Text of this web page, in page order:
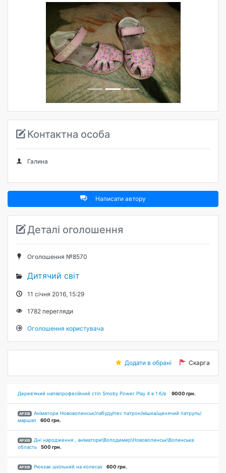
Попередня
Контактна особа
Галина
Написати автору
Деталі оголошення
Оголошення №8570
Дитячий світ
11 січня 2016, 15:29
1782 перегляди
Оголошення користувача
Скарга
Додати в обрані
Дерев'яний напівпрофесійний стіл Smoby Power Play 4 в 1 б/в 9000 грн.
АРХІВ
Аніматори Нововолинськ/лабуду/пес патрон/мішка/щенячий патруль/
маршал
600 грн.
АРХІВ
Дні народження , аніматори\Володимир\Нововолинськ\Волинська
область
500 грн.
АРХІВ Рюкзак шкільний на колесах 600 грн.